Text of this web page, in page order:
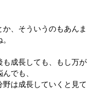
か、そういうのもあんま
も成長しても、もし万が
でも、
野は成長していくと見て